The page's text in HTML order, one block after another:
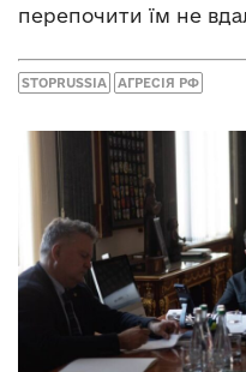
перепочити їм не
STOPRUSSIA АГРЕСІЯ РФ